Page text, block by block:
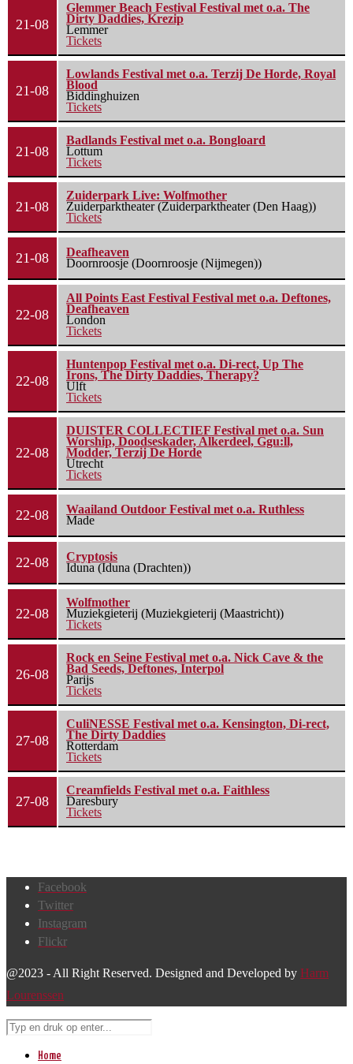
21-08
Glemmer Beach Festival Festival met o.a. The
Dirty Daddies, Krezip
Lemmer
Tickets
21-08
Lowlands Festival met o.a. Terzij De Horde, Royal
Blood
Biddinghuizen
Tickets
21-08
Badlands Festival met o.a. Bongloard
Lottum
Tickets
21-08
Zuiderpark Live: Wolfmother
Zuiderparktheater (Zuiderparktheater (Den Haag))
Tickets
21-08
Deafheaven
Doornroosje (Doornroosje (Nijmegen))
22-08
All Points East Festival Festival met o.a. Deftones,
Deafheaven
London
Tickets
22-08
Huntenpop Festival met o.a. Di-rect, Up The
Irons, The Dirty Daddies, Therapy?
Ulft
Tickets
22-08
DUISTER COLLECTIEF Festival met o.a. Sun
Worship, Doodseskader, Alkerdeel, Ggu:ll,
Modder, Terzij De Horde
Utrecht
Tickets
22-08
Waailand Outdoor Festival met o.a. Ruthless
Made
22-08
Cryptosis
Iduna (Iduna (Drachten))
22-08
Wolfmother
Muziekgieterij (Muziekgieterij (Maastricht))
Tickets
26-08
Rock en Seine Festival met o.a. Nick Cave & the
Bad Seeds, Deftones, Interpol
Parijs
Tickets
27-08
CuliNESSE Festival met o.a. Kensington, Di-rect,
The Dirty Daddies
Rotterdam
Tickets
27-08
Creamfields Festival met o.a. Faithless
Daresbury
Tickets
Facebook
Twitter
Instagram
Flickr
@2023 - All Right Reserved. Designed and Developed by Harm
Lourenssen
Home